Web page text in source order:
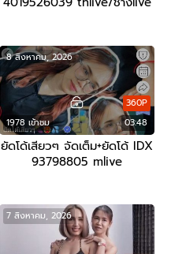
1978 เข้าชม 03:48
360P
8 สิงหาคม, 2026
ยัดโด้เสียวๆ จัดเต็ม+ยัดโด้ IDX
93798805 mlive
7 สิงหาคม, 2026